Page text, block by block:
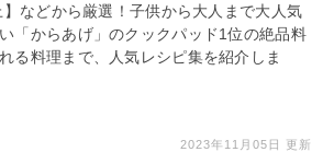
】などから厳選！子供から大人まで大人気
「からあげ」のクックパッド1位の絶品料
る料理まで、人気レシピ集を紹介しま
2023年11月05日 更新